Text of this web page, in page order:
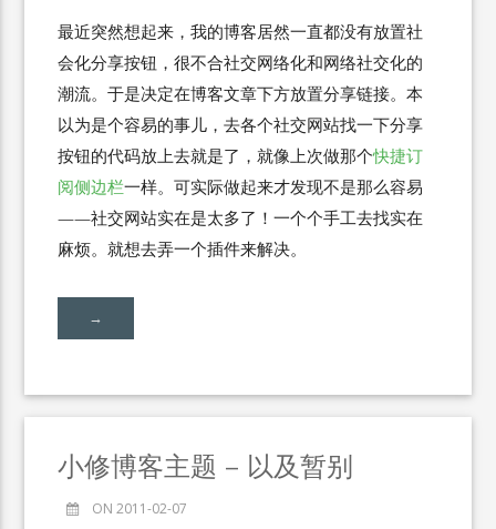
最近突然想起来，我的博客居然一直都没有放置社
会化分享按钮，很不合社交网络化和网络社交化的
潮流。于是决定在博客文章下方放置分享链接。本
以为是个容易的事儿，去各个社交网站找一下分享
按钮的代码放上去就是了，就像上次做那个快捷订
阅侧边栏一样。可实际做起来才发现不是那么容易
——社交网站实在是太多了！一个个手工去找实在
麻烦。就想去弄一个插件来解决。
→
小修博客主题 – 以及暂别
ON 2011-02-07